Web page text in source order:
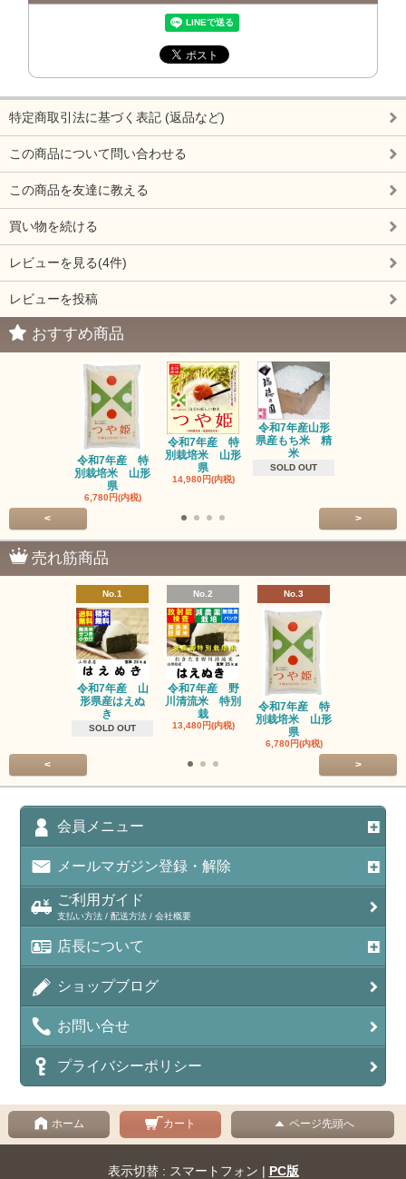
特定商取引法に基づく表記 (返品など)
この商品について問い合わせる
この商品を友達に教える
買い物を続ける
レビューを見る(4件)
レビューを投稿
おすすめ商品
令和7年産 特
別栽培米 山形
県
6,780円(内税)
令和7年産 特
別栽培米 山形
県
14,980円(内税)
令和7年産山形
県産もち米 精
米
SOLD OUT
< >
売れ筋商品
No.1
令和7年産 山
形県産はえぬ
き
SOLD OUT
No.2
令和7年産 野
川清流米 特別
栽
13,480円(内税)
No.3
令和7年産 特
別栽培米 山形
県
6,780円(内税)
< >
会員メニュー
メールマガジン登録・解除
ご利用ガイド
支払い方法 / 配送方法 / 会社概要
店長について
ショップブログ
お問い合せ
プライバシーポリシー
ホーム カート ページ先頭へ
表示切替 : スマートフォン | PC版